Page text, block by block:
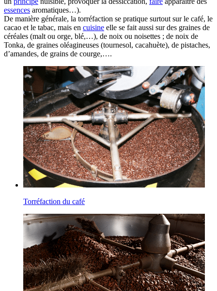
essences aromatiques…).
De manière générale, la torréfaction se pratique surtout sur le café, le
cacao et le tabac, mais en cuisine elle se fait aussi sur des graines de
céréales (malt ou orge, blé,…), de noix ou noisettes ; de noix de
Tonka, de graines oléagineuses (tournesol, cacahuète), de pistaches,
d’amandes, de grains de courge,….
Torréfaction du café